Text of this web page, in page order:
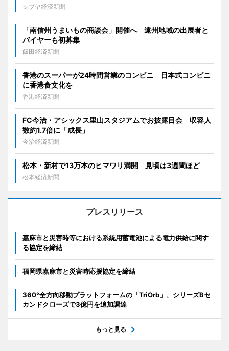
シブヤ経済新聞
「南信州うまいもの商談会」開催へ 遠州地域の出展者と
バイヤーも初募集
飯田経済新聞
香港のスーパーが24時間営業のコンビニ 日本式コンビニ
に香港食文化を
香港経済新聞
FC今治・アシックス里山スタジアムでお披露目会 収容人
数約1.7倍に「成長」
今治経済新聞
松本・新村で13万本のヒマワリ満開 見頃は3週間ほど
松本経済新聞
プレスリリース
嘉麻市と災害時等における系統用蓄電池による電力供給に関す
る協定を締結
福岡県嘉麻市と災害時応援協定を締結
360°全方向移動プラットフォームの「TriOrb」、シリーズBセ
カンドクローズで3億円を追加調達
もっと見る